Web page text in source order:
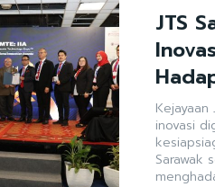
JTS
inovasi
Sarawak